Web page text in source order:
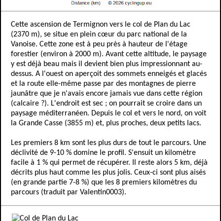
Cette ascension de Termignon vers le col de Plan du Lac
(2370 m), se situe en plein cœur du parc national de la
Vanoise. Cette zone est à peu près à hauteur de l'étage
forestier (environ à 2000 m). Avant cette altitude, le paysage
y est déjà beau mais il devient bien plus impressionnant au-
dessus. A l'ouest on aperçoit des sommets enneigés et glacés
et la route elle-même passe par des montagnes de pierre
jaunâtre que je n'avais encore jamais vue dans cette région
(calcaire ?). L'endroit est sec ; on pourrait se croire dans un
paysage méditerranéen. Depuis le col et vers le nord, on voit
la Grande Casse (3855 m) et, plus proches, deux petits lacs.
Les premiers 8 km sont les plus durs de tout le parcours. Une
déclivité de 9-10 % domine le profil. S'ensuit un kilomètre
facile à 1 % qui permet de récupérer. Il reste alors 5 km, déjà
décrits plus haut comme les plus jolis. Ceux-ci sont plus aisés
(en grande partie 7-8 %) que les 8 premiers kilomètres du
parcours (traduit par Valentin0003).